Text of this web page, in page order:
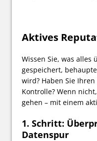
Aktives
Wissen Sie, was alles
gespeichert,
wird? Haben Sie
Kontrolle? Wenn
gehen – mit einem
1. Schritt:
Datenspur